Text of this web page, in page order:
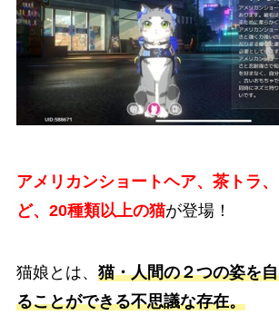
アメリカンショートヘア、茶トラ
ど、20種類以上の猫が登場！
猫娘とは、 猫・人間の２つの姿を
ることができる不思議な存在。